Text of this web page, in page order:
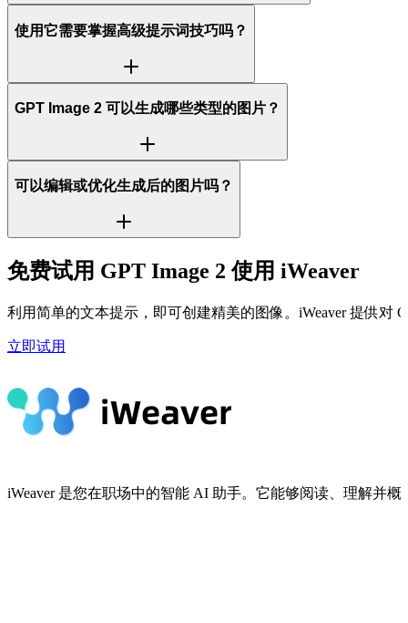
使用它需要掌握高级提示词技巧吗？
GPT Image 2 可以生成哪些类型的图片？
可以编辑或优化生成后的图片吗？
免费试用 GPT Image 2 使用 iWeaver
利用简单的文本提示，即可创建精美的图像。iWeaver 提供
立即试用
iWeaver 是您在职场中的智能 AI 助手。它能够阅读、理解并